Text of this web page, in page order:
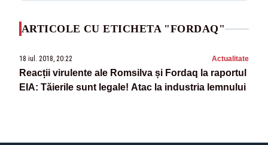
ARTICOLE CU ETICHETA "FORDAQ"
18 iul. 2018, 20:22 Actualitate
Reacții virulente ale Romsilva și Fordaq la raportul
EIA: Tăierile sunt legale! Atac la industria lemnului